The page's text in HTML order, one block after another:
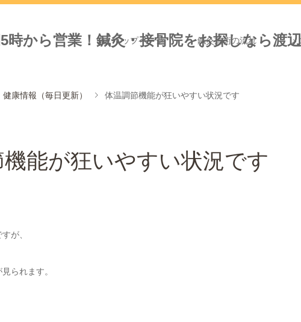
トップページ 鍼灸施術の流れ
康情報（毎日更新） 体温調節機能が狂いやすい状況です
能が狂いやすい状況です
が、
られます。